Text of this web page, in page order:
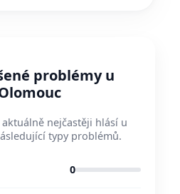
problémy u
nejčastěji hlásí u
typy problémů.
0